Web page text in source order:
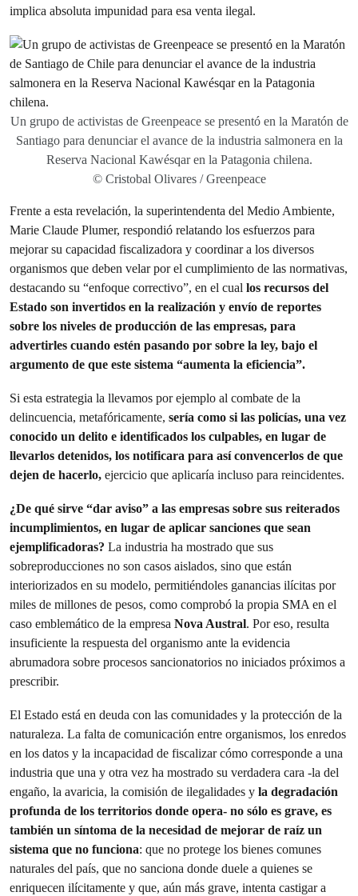
implica absoluta impunidad para esa venta ilegal.
Un grupo de activistas de Greenpeace se presentó en la Maratón de
Santiago para denunciar el avance de la industria salmonera en la
Reserva Nacional Kawésqar en la Patagonia chilena.
© Cristobal Olivares / Greenpeace
Frente a esta revelación, la superintendenta del Medio Ambiente,
Marie Claude Plumer, respondió relatando los esfuerzos para
mejorar su capacidad fiscalizadora y coordinar a los diversos
organismos que deben velar por el cumplimiento de las normativas,
destacando su “enfoque correctivo”, en el cual los recursos del
Estado son invertidos en la realización y envío de reportes
sobre los niveles de producción de las empresas, para
advertirles cuando estén pasando por sobre la ley, bajo el
argumento de que este sistema “aumenta la eficiencia”.
Si esta estrategia la llevamos por ejemplo al combate de la
delincuencia, metafóricamente, sería como si las policías, una vez
conocido un delito e identificados los culpables, en lugar de
llevarlos detenidos, los notificara para así convencerlos de que
dejen de hacerlo, ejercicio que aplicaría incluso para reincidentes.
¿De qué sirve “dar aviso” a las empresas sobre sus reiterados
incumplimientos, en lugar de aplicar sanciones que sean
ejemplificadoras? La industria ha mostrado que sus
sobreproducciones no son casos aislados, sino que están
interiorizados en su modelo, permitiéndoles ganancias ilícitas por
miles de millones de pesos, como comprobó la propia SMA en el
caso emblemático de la empresa Nova Austral. Por eso, resulta
insuficiente la respuesta del organismo ante la evidencia
abrumadora sobre procesos sancionatorios no iniciados próximos a
prescribir.
El Estado está en deuda con las comunidades y la protección de la
naturaleza. La falta de comunicación entre organismos, los enredos
en los datos y la incapacidad de fiscalizar cómo corresponde a una
industria que una y otra vez ha mostrado su verdadera cara -la del
engaño, la avaricia, la comisión de ilegalidades y la degradación
profunda de los territorios donde opera- no sólo es grave, es
también un síntoma de la necesidad de mejorar de raíz un
sistema que no funciona: que no protege los bienes comunes
naturales del país, que no sanciona donde duele a quienes se
enriquecen ilícitamente y que, aún más grave, intenta castigar a